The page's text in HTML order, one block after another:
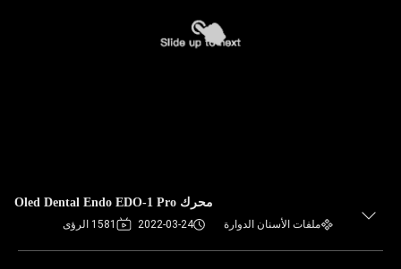
محرك Oled Dental Endo EDO-1 Pro
ملفات الأسنان الدوارة 2022-03-24 1581 الرؤى